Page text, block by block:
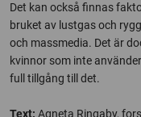
Det kan också finnas
bruket av lustgas och
och massmedia. Det är
kvinnor som inte
full tillgång till det.
Text: Agneta Ringaby,